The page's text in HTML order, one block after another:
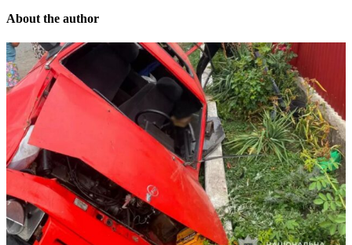
About the author